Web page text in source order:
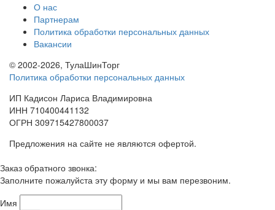
О нас
Партнерам
Политика обработки персональных данных
Вакансии
© 2002-2026, ТулаШинТорг
Политика обработки персональных данных
ИП Кадисон Лариса Владимировна
ИНН 710400441132
ОГРН 309715427800037
Предложения на сайте не являются офертой.
Заказ обратного звонка:
Заполните пожалуйста эту форму и мы вам перезвоним.
Имя